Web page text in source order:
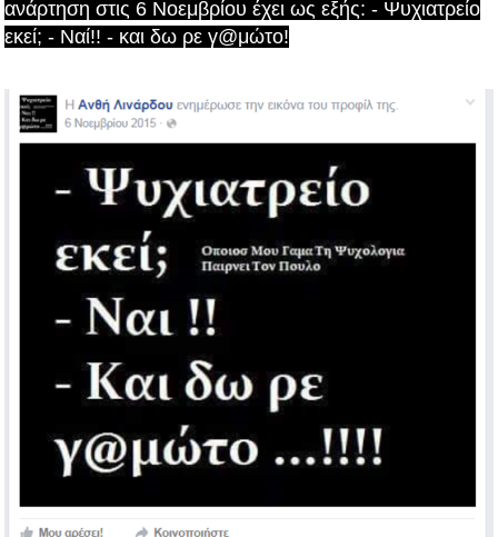
ανάρτηση στις 6 Νοεμβρίου έχει ως εξής: - Ψυχιατρείο
εκεί; - Ναί!! - και δω ρε γ@μώτο!